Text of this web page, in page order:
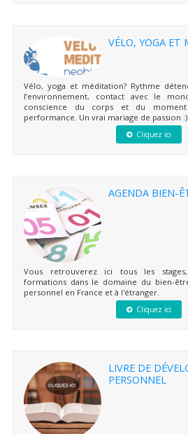
VÉLO, YOGA ET
Vélo, yoga et méditation? Rythme
l’environnement, contact avec le
conscience du corps et du
performance. Un vrai mariage de passion :)
Cliquez ici
AGENDA BIEN-
Vous retrouverez ici tous les stages,
formations dans le domaine du bien-
personnel en France et à l'étranger.
Cliquez ici
LIVRE DE
PERSONNEL